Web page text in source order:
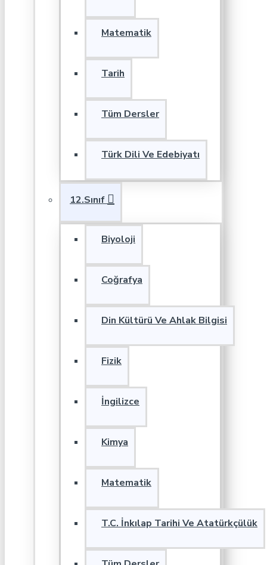
Matematik
Tarih
Tüm Dersler
Türk Dili Ve Edebiyatı
12.Sınıf
Biyoloji
Coğrafya
Din Kültürü Ve Ahlak Bilgisi
Fizik
İngilizce
Kimya
Matematik
T.C. İnkılap Tarihi Ve Atatürkçülük